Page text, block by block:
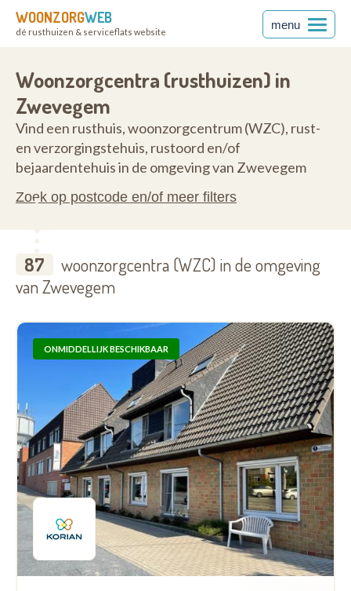
WOONZORGWEB
dé rusthuizen & serviceflats website
menu
Woonzorgcentra (rusthuizen) in
Zwevegem
Vind een rusthuis, woonzorgcentrum (WZC), rust-
en verzorgingstehuis, rustoord en/of
bejaardentehuis in de omgeving van Zwevegem
Zoek op postcode en/of meer filters
87
woonzorgcentra (WZC) in de omgeving
van Zwevegem
ONMIDDELLIJK BESCHIKBAAR